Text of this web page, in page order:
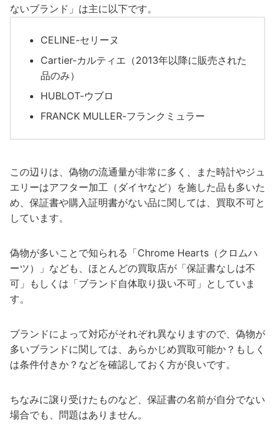
ないブランド」は主に以下です。
CELINE-セリーヌ
Cartier-カルティエ（2013年以降に販売された
品のみ）
HUBLOT-ウブロ
FRANCK MULLER-フランクミュラー
この辺りは、偽物の流通量が非常に多く、また時計やジュ
エリーはアフター加工（ダイヤなど）を施した品も多いた
め、保証書や購入証明書がない品に関しては、買取不可と
しています。
偽物が多いことで知られる「Chrome Hearts（クロムハ
ーツ）」なども、ほとんどの買取店が「保証書なしは不
可」もしくは「ブランド自体取り扱い不可」としていま
す。
ブランドによって対応がそれぞれ異なりますので、偽物が
多いブランドに関しては、あらかじめ買取可能か？もしく
は条件付きか？などを確認しておく方が良いです。
ちなみに譲り受けたものなど、保証書の名前が自分でない
場合でも、問題はありません。